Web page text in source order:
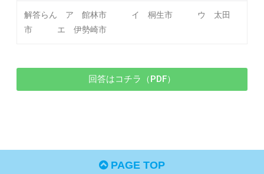
解答らん ア 館林市 イ 桐生市 ウ 太田
市 エ 伊勢崎市
回答はコチラ（PDF）
PAGE TOP